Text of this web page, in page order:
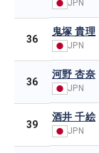
JPN
36
鬼塚 貴理
JPN
36
河野 杏奈
JPN
39
酒井 千絵
JPN